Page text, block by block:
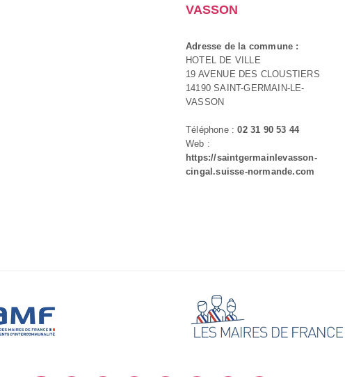
VASSON
Adresse de la commune :
HOTEL DE VILLE
19 AVENUE DES CLOUSTIERS
14190 SAINT-GERMAIN-LE-
VASSON
Téléphone :02 31 90 53 44
Web :
https://saintgermainlevasson-
cingal.suisse-normande.com